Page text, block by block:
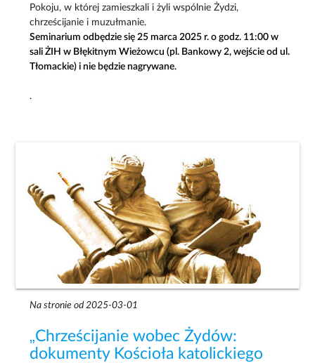
Pokoju, w której zamieszkali i żyli wspólnie Żydzi,
chrześcijanie i muzułmanie.
Seminarium odbędzie się 25 marca 2025 r. o godz. 11:00 w
sali ŻIH w Błękitnym Wieżowcu (pl. Bankowy 2, wejście od ul.
Tłomackie) i nie będzie nagrywane.
.
Na stronie od 2025-03-01
„Chrześcijanie wobec Żydów:
dokumenty Kościoła katolickiego